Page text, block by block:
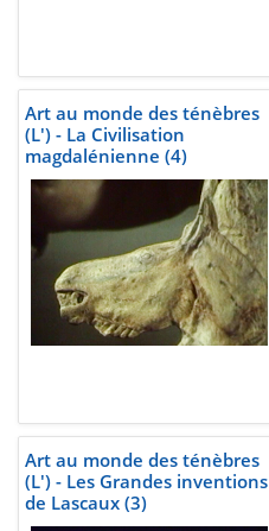
Art au monde des ténèbres
(L') - La Civilisation
magdalénienne (4)
Art au monde des ténèbres
(L') - Les Grandes inventions
de Lascaux (3)